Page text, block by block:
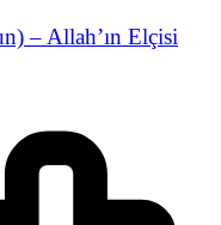
– Allah’ın Elçisi